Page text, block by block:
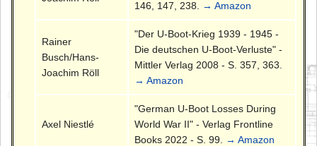
146, 147, 238.
→ Amazon
Rainer
Busch/Hans-
Joachim Röll
"Der U-Boot-Krieg 1939 - 1945 -
Die deutschen U-Boot-Verluste" -
Mittler Verlag 2008 - S. 357, 363.
→ Amazon
Axel Niestlé
"German U-Boot Losses During
World War II" - Verlag Frontline
Books 2022 - S. 99.
→ Amazon